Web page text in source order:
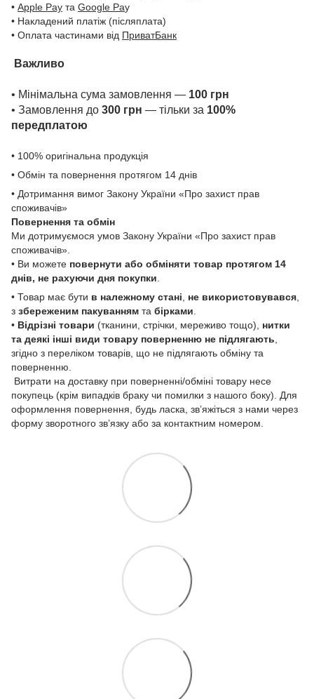
• Apple Pay та Google Pay
• Накладений платіж (післяплата)
• Оплата частинами від ПриватБанк
Важливо
• Мінімальна сума замовлення — 100 грн
• Замовлення до 300 грн — тільки за 100%
передплатою
• 100% оригінальна продукція
• Обмін та повернення протягом 14 днів
• Дотримання вимог Закону України «Про захист прав
споживачів»
Повернення та обмін
Ми дотримуємося умов Закону України «Про захист прав
споживачів».
• Ви можете повернути або обміняти товар протягом 14
днів, не рахуючи дня покупки
• Товар має бути в належному стані не використовувався
з збереженим пакуванням та бірками
• Відрізні товари (тканини, стрічки, мереживо тощо), нитки
та деякі інші види товару поверненню не підлягають
згідно з переліком товарів, що не підлягають обміну та
поверненню.
Витрати на доставку при поверненні/обміні товару несе
покупець (крім випадків браку чи помилки з нашого боку). Для
оформлення повернення, будь ласка, зв’яжіться з нами через
форму зворотного зв’язку або за контактним номером.